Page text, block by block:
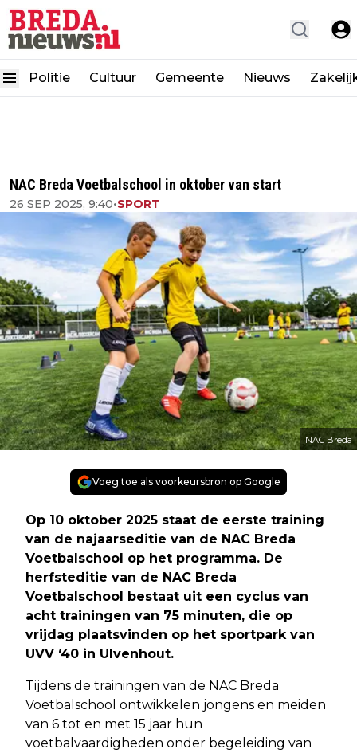
Politie Cultuur Gemeente Nieuws
NAC Breda Voetbalschool in oktober van start
26 SEP 2025, 9:40•SPORT
NAC Breda
Voeg toe als voorkeursbron op Google
Op 10 oktober 2025 staat de eerste training
van de najaarseditie van de NAC Breda
Voetbalschool op het programma. De
herfsteditie van de NAC Breda
Voetbalschool bestaat uit een cyclus van
acht trainingen van 75 minuten, die op
vrijdag plaatsvinden op het sportpark van
UVV ‘40 in Ulvenhout.
Tijdens de trainingen van de NAC Breda
Voetbalschool ontwikkelen jongens en meiden
van 6 tot en met 15 jaar hun
voetbalvaardigheden onder begeleiding van